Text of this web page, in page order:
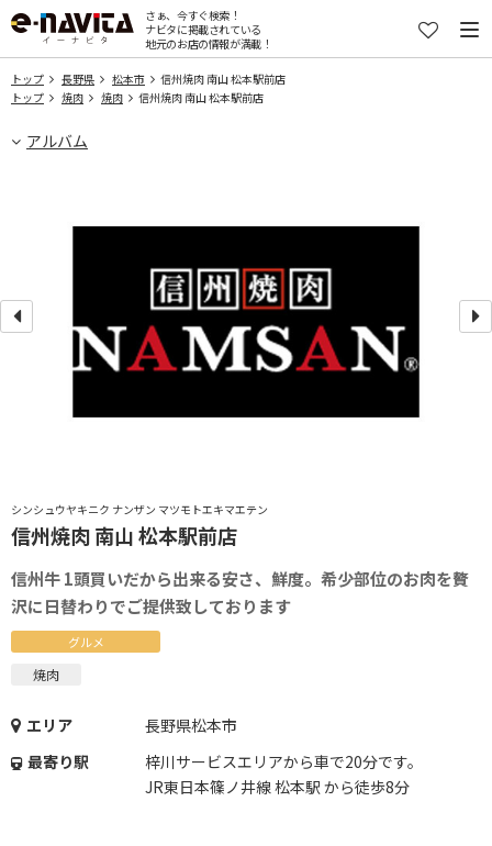
さぁ、今すぐ検索！
ナビタに掲載されている
地元のお店の情報が満載！
トップ 長野県 松本市
信州焼肉 南山 松本駅前店
トップ
焼肉 焼肉 信州焼肉 南山 松本駅前店
アルバム
シンシュウヤキニク ナンザン マツモトエキマエテン
信州焼肉 南山 松本駅前店
信州牛 1頭買いだから出来る安さ、鮮度。希少部位のお肉を贅
沢に日替わりでご提供致しております
グルメ
焼肉
エリア
長野県松本市
最寄り駅
梓川サービスエリアから車で20分です。
JR東日本篠ノ井線 松本駅 から徒歩8分